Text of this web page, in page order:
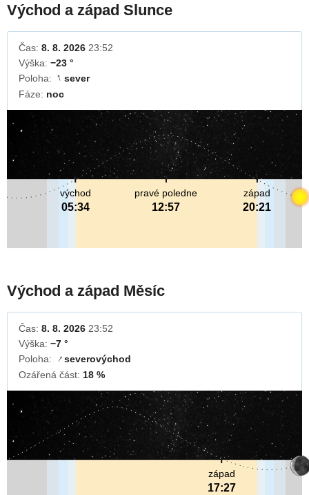
Východ a západ Slunce
Čas: 8. 8. 2026 23:52
Výška: −23 °
Poloha: ↓ sever
Fáze: noc
pravé poledne
12:57
východ
05:34
západ
20:21
Východ a západ Měsíc
Čas: 8. 8. 2026 23:52
Výška: −7 °
Poloha:
↓severovýchod
Ozářená část: 18 %
západ
17:27